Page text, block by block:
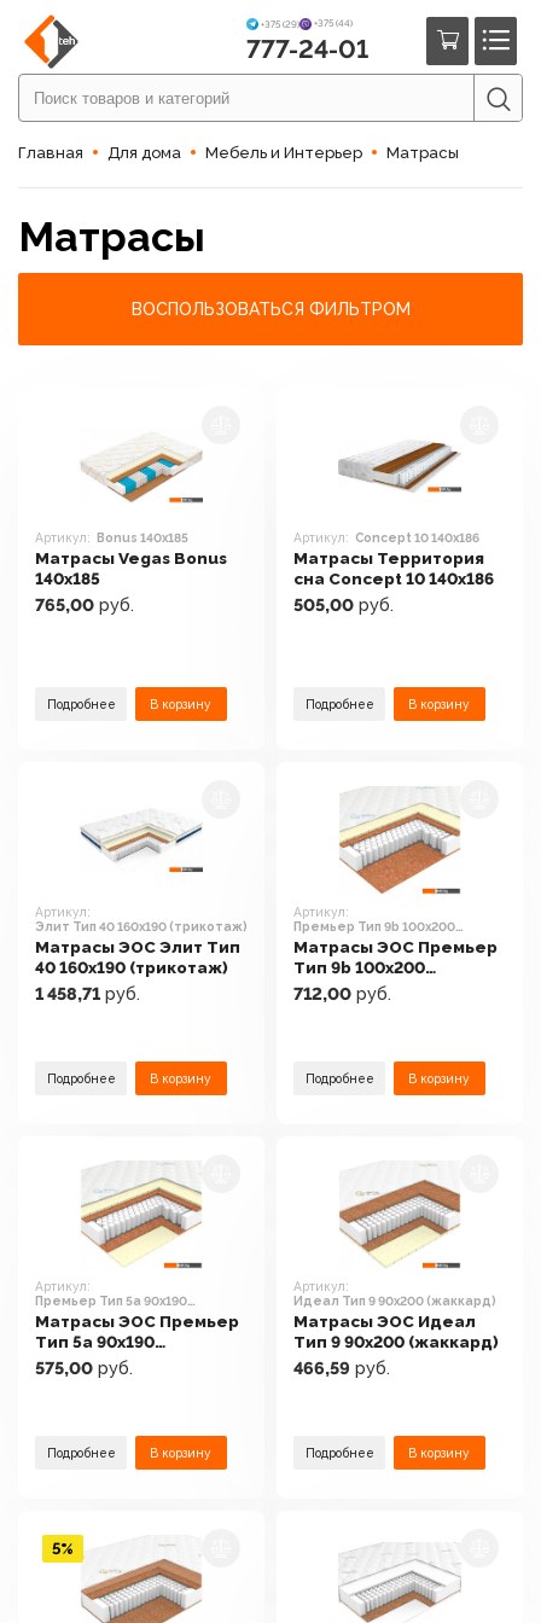
+375 (29) +375 (44)
777-24-01
Главная Для дома Мебель и Интерьер Матрасы
Матрасы
ВОСПОЛЬЗОВАТЬСЯ ФИЛЬТРОМ
Артикул: Bonus 140x185
Матрасы Vegas Bonus
140x185
765,00 руб.
Подробнее В корзину
Артикул: Concept 10 140x186
Матрасы Территория
сна Concept 10 140x186
505,00 руб.
Подробнее В корзину
Артикул:
Элит Тип 40 160x190 (трикотаж)
Матрасы ЭОС Элит Тип
40 160x190 (трикотаж)
1 458,71 руб.
Подробнее В корзину
Артикул:
Премьер Тип 9b 100x200
(трикотаж)
Матрасы ЭОС Премьер
Тип 9b 100x200
(трикотаж)
712,00 руб.
Подробнее В корзину
Артикул:
Премьер Тип 5а 90x190
(трикотаж)
Матрасы ЭОС Премьер
Тип 5а 90x190
(трикотаж)
575,00 руб.
Подробнее В корзину
Артикул:
Идеал Тип 9 90x200 (жаккард)
Матрасы ЭОС Идеал
Тип 9 90x200 (жаккард)
466,59 руб.
Подробнее В корзину
5%